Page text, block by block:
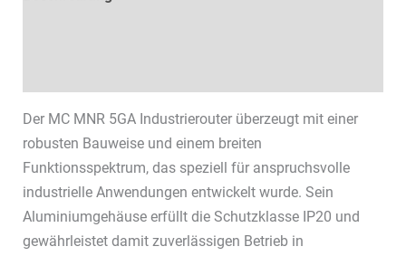
Der MC MNR 5GA Industrierouter überzeugt mit einer
robusten Bauweise und einem breiten
Funktionsspektrum, das speziell für anspruchsvolle
industrielle Anwendungen entwickelt wurde. Sein
Aluminiumgehäuse erfüllt die Schutzklasse IP20 und
gewährleistet damit zuverlässigen Betrieb in